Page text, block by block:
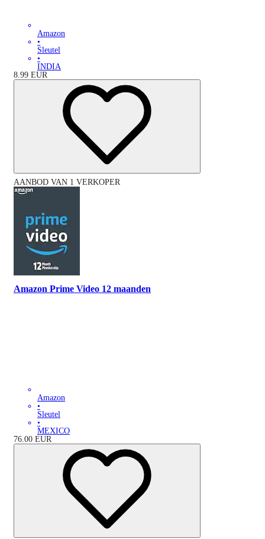
Amazon
•
Sleutel
•
INDIA
8.99 EUR
AANBOD VAN 1 VERKOPER
Amazon Prime Video 12 maanden
Amazon
•
Sleutel
•
MEXICO
76.00 EUR